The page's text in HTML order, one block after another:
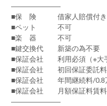
―――――――
■保 険 借家人賠償付き
■ペット 不可
■楽 器 不可
■鍵交換代 新築の為不要
■保証会社 利用必須（※大手
■保証会社 初回保証委託料/
■保証会社 年間継続料/0.8
■保証会社 月額保証料賃料
―――――――